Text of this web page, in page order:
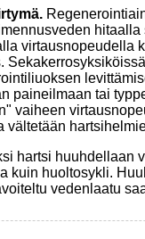
hitaalla
virtausnopeudella
paineilmaan tai
vaiheen
vältetään
hartsi huuhdellaan
kuin huoltosykli.
vedenlaatu